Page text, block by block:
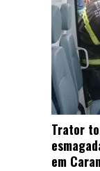
Trator
em